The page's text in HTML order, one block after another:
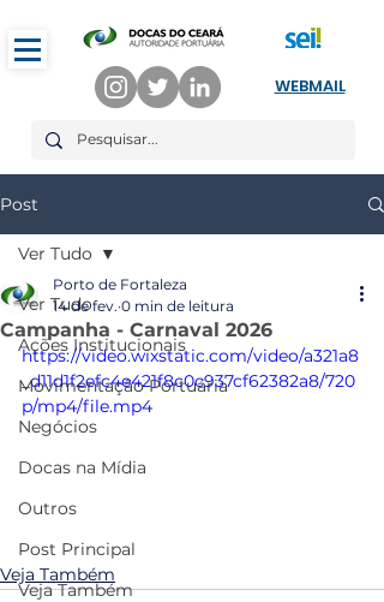
WEBMAIL
Post
Ver Tudo
Ações Institucionais
Movimentação Portuária
Negócios
Docas na Mídia
Outros
Post Principal
Veja Também
Ver Tudo
Campanha - Carnaval 2026
Porto de Fortaleza
14 de fev. 0 min de leitura
https://video.wixstatic.com/video/a321a8
_d11d1f2efc4e421f8c0c937cf62382a8/720
p/mp4/file.mp4
Veja Também